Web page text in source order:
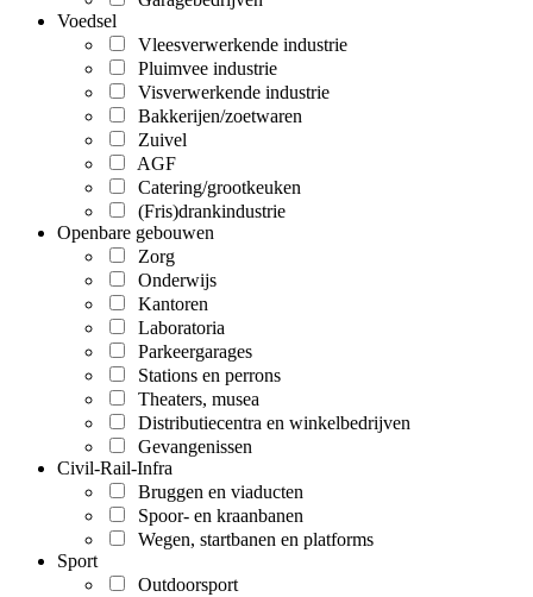
Voedsel
Vleesverwerkende industrie
Pluimvee industrie
Visverwerkende industrie
Bakkerijen/zoetwaren
Zuivel
AGF
Catering/grootkeuken
(Fris)drankindustrie
Openbare gebouwen
Zorg
Onderwijs
Kantoren
Laboratoria
Parkeergarages
Stations en perrons
Theaters, musea
Distributiecentra en winkelbedrijven
Gevangenissen
Civil-Rail-Infra
Bruggen en viaducten
Spoor- en kraanbanen
Wegen, startbanen en platforms
Sport
Outdoorsport